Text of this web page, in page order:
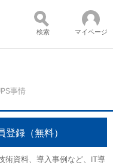
検索 マイページ
事情
登録（無料）
術資料、導入事例など、IT導